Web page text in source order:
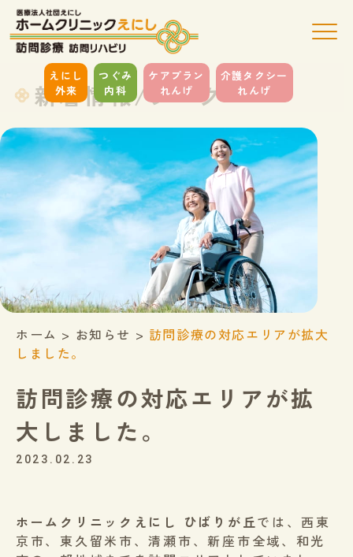
えにし
外来
つぐみ
内科
ケアプラン
れんげ
介護タクシー
れんげ
新着情報/ブログ
ホーム > お知らせ > 訪問診療の対応エリアが拡大
しました。
訪問診療の対応エリアが拡
大しました。
2023.02.23
ホームクリニックえにし ひばりが丘では、西東
京市、東久留米市、清瀬市、新座市全域、和光